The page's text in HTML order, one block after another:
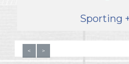
Sporting
<
>
© SC TOULON 2016 -